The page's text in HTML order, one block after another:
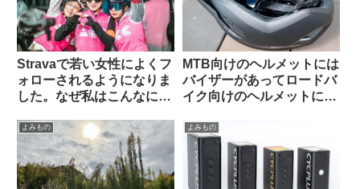
Stravaで若い女性によくフ
ォローされるようになりま
した。なぜ私はこんなにモ
板から）
MTB向けのヘルメットには
バイザーがあってロードバ
イク向けのヘルメットにな
示板から）
よみもの よみもの